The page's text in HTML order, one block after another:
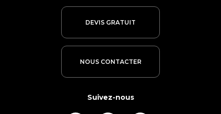
DEVIS GRATUIT
NOUS CONTACTER
Suivez-nous